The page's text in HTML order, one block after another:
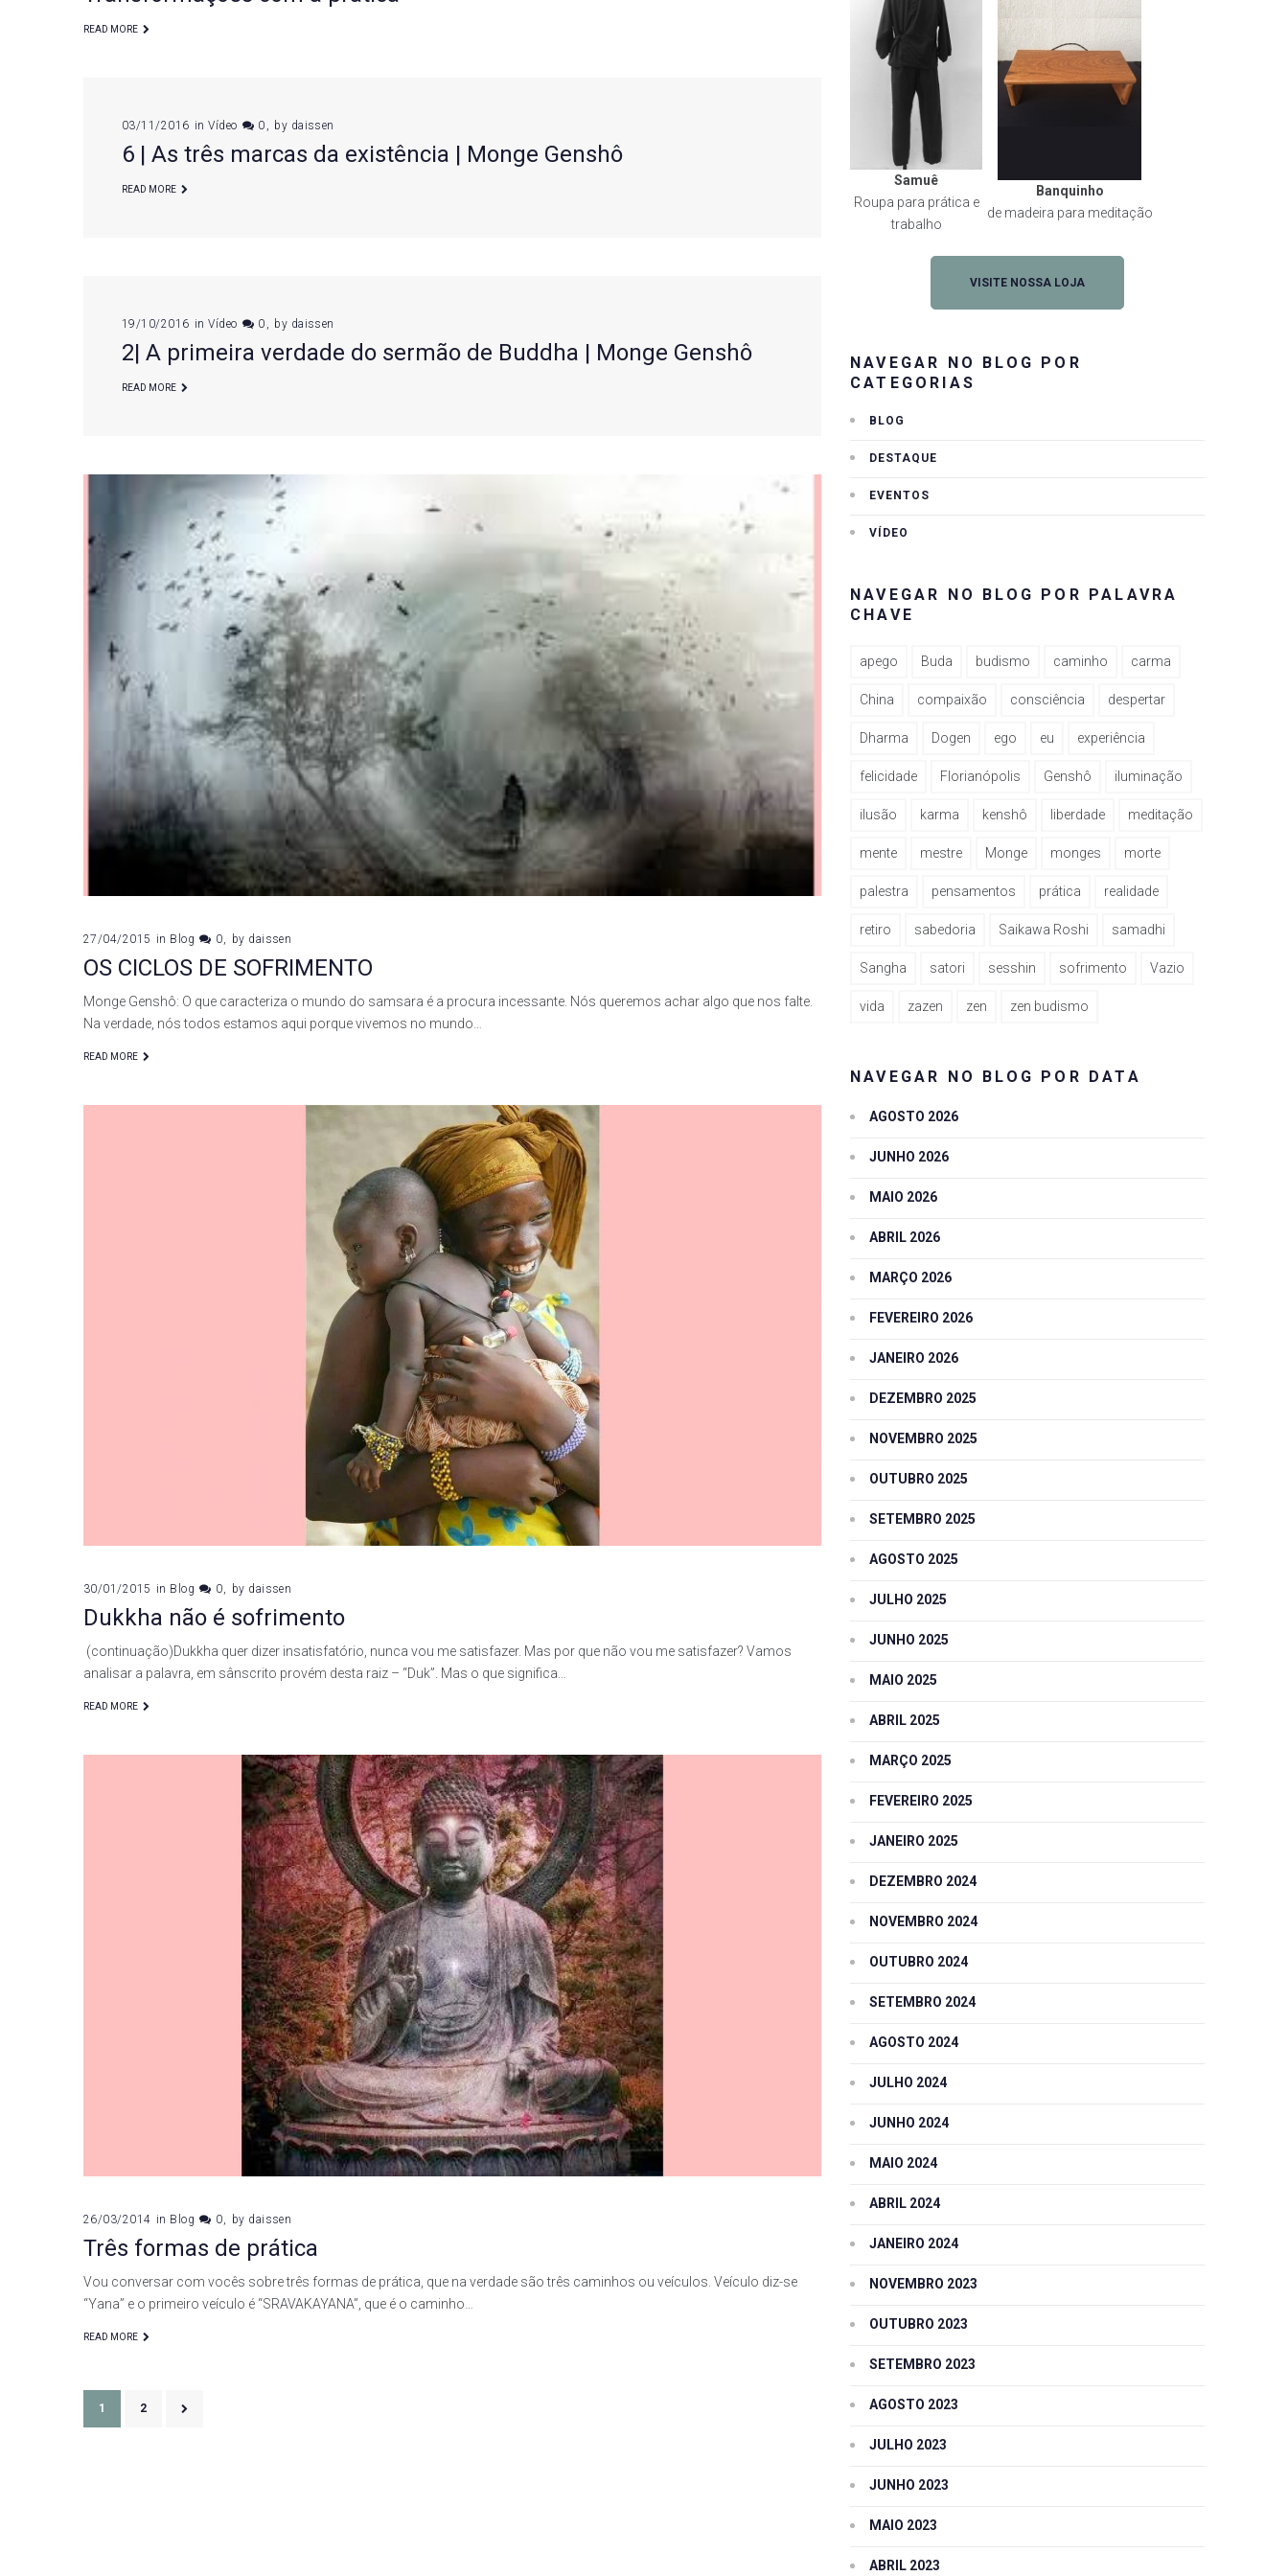
READ MORE
03/11/2016 inVídeo 0 by daissen
6 | As três marcas da existência | Monge Genshô
READ MORE
19/10/2016 inVídeo 0 by daissen
2| A primeira verdade do sermão de Buddha | Monge Genshô
READ MORE
27/04/2015 in Blog 0 by daissen
OS CICLOS DE SOFRIMENTO
Monge Genshô: O que caracteriza o mundo do samsara é a procura incessante. Nós queremos achar algo que nos falte.
Na verdade, nós todos estamos aqui porque vivemos no mundo…
READ MORE
30/01/2015 in Blog 0 by daissen
Dukkha não é sofrimento
(continuação)Dukkha quer dizer insatisfatório, nunca vou me satisfazer. Mas por que não vou me satisfazer? Vamos
analisar a palavra, em sânscrito provém desta raiz – “Duk”. Mas o que significa…
READ MORE
26/03/2014 in Blog 0 by daissen
Três formas de prática
Vou conversar com vocês sobre três formas de prática, que na verdade são três caminhos ou veículos. Veículo diz-se
“Yana” e o primeiro veículo é “SRAVAKAYANA”, que é o caminho…
READ MORE
Paginação
de
1 2
Samuê
Roupa para prática e
trabalho
Banquinho
de madeira para meditação
VISITE NOSSA LOJA
NAVEGAR NO BLOG POR
CATEGORIAS
BLOG
DESTAQUE
EVENTOS
VÍDEO
NAVEGAR NO BLOG POR PALAVRA
CHAVE
apego Buda budismo caminho carma
China compaixão consciência despertar
Dharma Dogen ego eu experiência
felicidade Florianópolis Genshô iluminação
ilusão karma kenshô liberdade meditação
mente mestre Monge monges morte
palestra pensamentos prática realidade
retiro sabedoria Saikawa Roshi samadhi
Sangha satori sesshin sofrimento Vazio
vida zazen zen zen budismo
NAVEGAR NO BLOG POR DATA
AGOSTO 2026
JUNHO 2026
MAIO 2026
ABRIL 2026
MARÇO 2026
FEVEREIRO 2026
JANEIRO 2026
DEZEMBRO 2025
NOVEMBRO 2025
OUTUBRO 2025
SETEMBRO 2025
AGOSTO 2025
JULHO 2025
JUNHO 2025
MAIO 2025
ABRIL 2025
MARÇO 2025
FEVEREIRO 2025
JANEIRO 2025
DEZEMBRO 2024
NOVEMBRO 2024
OUTUBRO 2024
SETEMBRO 2024
AGOSTO 2024
JULHO 2024
JUNHO 2024
MAIO 2024
ABRIL 2024
JANEIRO 2024
NOVEMBRO 2023
OUTUBRO 2023
SETEMBRO 2023
AGOSTO 2023
JULHO 2023
JUNHO 2023
MAIO 2023
ABRIL 2023